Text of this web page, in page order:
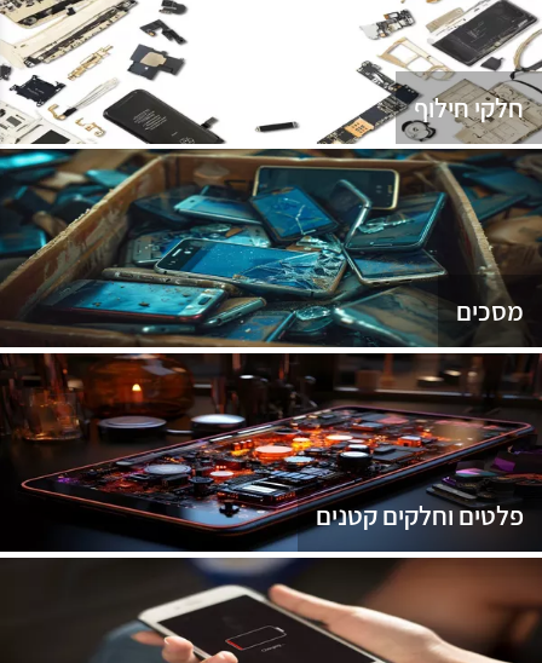
חלקי חילוף
מסכים
פלטים וחלקים קטנים